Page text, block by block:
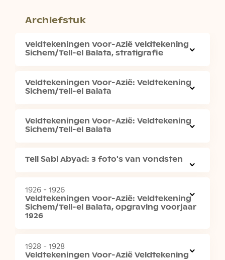
Archief C.A. Kalmeijer
Archief R. Halbertsma
Archief P.L.A. Janssen
Archief M.J. Raven
Archief P.J. ter Keurs
Archief L.P. Louwe Kooijmans
Archief C.C.Th. de Beaufort (1916-?)
Archief W. Pleyte (1836-1903)
Röntgenfoto's
Archiefstuk
Veldtekeningen Voor-Azië Veldtekening
Sichem/Tell-el Balata, stratigrafie
Veldtekeningen Voor-Azië: Veldtekening
Sichem/Tell-el Balata
Veldtekeningen Voor-Azië: Veldtekening
Sichem/Tell-el Balata
Tell Sabi Abyad: 3 foto's van vondsten
1926 - 1926
Veldtekeningen Voor-Azië: Veldtekening
Sichem/Tell-el Balata, opgraving voorjaar
1926
1928 - 1928
Veldtekeningen Voor-Azië Veldtekening